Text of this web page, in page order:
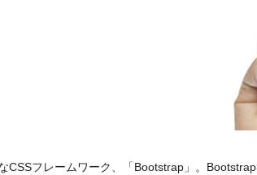
CSSフレームワーク、「Bootstrap」。